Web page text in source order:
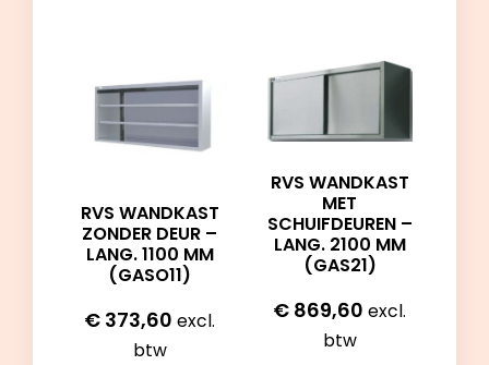
RVS WANDKAST
ZONDER DEUR –
LANG. 1100 MM
(GASO11)
€ 373,60 excl.
btw
RVS WANDKAST
MET
SCHUIFDEUREN –
LANG. 2100 MM
(GAS21)
€ 869,60 excl.
btw